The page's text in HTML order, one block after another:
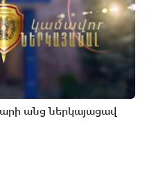
անց ներկայացավ